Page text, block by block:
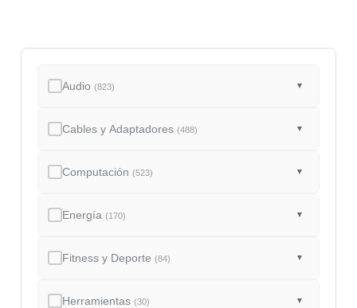
Audio(823) ▼
Cables y Adaptadores(488) ▼
Computación(523) ▼
Energía(170) ▼
Fitness y Deporte(84) ▼
Herramientas(30) ▼